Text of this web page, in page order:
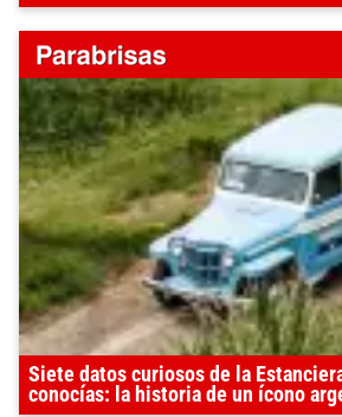
Siete datos curiosos de la
conocías: la historia de un ícono